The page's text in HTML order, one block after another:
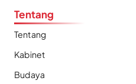
Tentang
Tentang
Kabinet
Budaya